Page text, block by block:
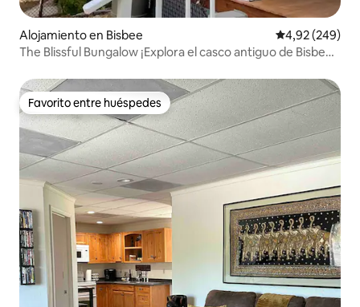
Alojamiento en Bisbee Calificación
4,92 (249)
The Blissful Bungalow ¡Explora el casco antiguo de Bisbee
Favorito entre huéspedes
Favorito entre huéspedes